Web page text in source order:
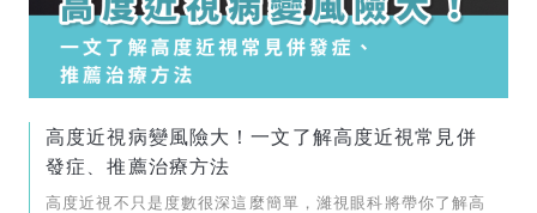
高度近視病變風險大！一文了解高度近視常見併
發症、推薦治療方法
高度近視不只是度數很深這麼簡單，濰視眼科將帶你了解高